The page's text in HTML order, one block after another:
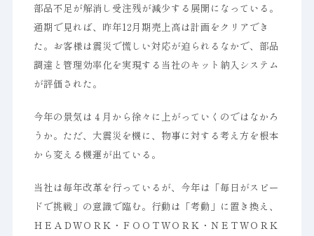
部品不足が解消し受注残が減少する展開になっている。
通期で見れば、昨年12月期売上高は計画をクリアでき
た。お客様は震災で慌しい対応が迫られるなかで、部品
調達と管理効率化を実現する当社のキット納入システム
が評価された。
今年の景気は４月から徐々に上がっていくのではなかろ
うか。ただ、大震災を機に、物事に対する考え方を根本
から変える機運が出ている。
当社は毎年改革を行っているが、今年は「毎日がスピー
ドで挑戦」の意識で臨む。行動は「考動」に置き換え、
ＨＥＡＤＷＯＲＫ・ＦＯＯＴＷＯＲＫ・ＮＥＴＷＯＲＫ